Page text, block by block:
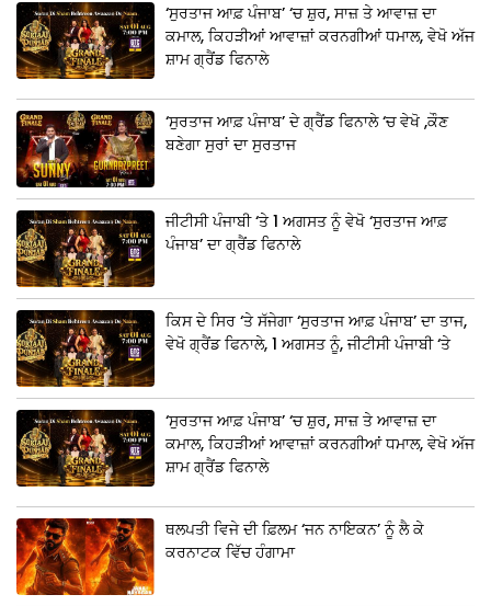
‘ਸੁਰਤਾਜ ਆਫ਼ ਪੰਜਾਬ’ ‘ਚ ਸ਼ੁਰ, ਸਾਜ਼ ਤੇ ਆਵਾਜ਼ ਦਾ
ਕਮਾਲ, ਕਿਹੜੀਆਂ ਆਵਾਜ਼ਾਂ ਕਰਨਗੀਆਂ ਧਮਾਲ, ਵੇਖੋ ਅੱਜ
ਸ਼ਾਮ ਗ੍ਰੈਂਡ ਫਿਨਾਲੇ
‘ਸੁਰਤਾਜ ਆਫ਼ ਪੰਜਾਬ’ ਦੇ ਗ੍ਰੈਂਡ ਫਿਨਾਲੇ ‘ਚ ਵੇਖੋ ,ਕੌਣ
ਬਣੇਗਾ ਸੁਰਾਂ ਦਾ ਸੁਰਤਾਜ
ਜੀਟੀਸੀ ਪੰਜਾਬੀ ‘ਤੇ 1 ਅਗਸਤ ਨੂੰ ਵੇਖੋ ‘ਸੁਰਤਾਜ ਆਫ਼
ਪੰਜਾਬ’ ਦਾ ਗ੍ਰੈਂਡ ਫਿਨਾਲੇ
ਕਿਸ ਦੇ ਸਿਰ ‘ਤੇ ਸੱਜੇਗਾ ‘ਸੁਰਤਾਜ ਆਫ਼ ਪੰਜਾਬ’ ਦਾ ਤਾਜ,
ਵੇਖੋ ਗ੍ਰੈਂਡ ਫਿਨਾਲੇ, 1 ਅਗਸਤ ਨੂੰ, ਜੀਟੀਸੀ ਪੰਜਾਬੀ ‘ਤੇ
‘ਸੁਰਤਾਜ ਆਫ਼ ਪੰਜਾਬ’ ‘ਚ ਸ਼ੁਰ, ਸਾਜ਼ ਤੇ ਆਵਾਜ਼ ਦਾ
ਕਮਾਲ, ਕਿਹੜੀਆਂ ਆਵਾਜ਼ਾਂ ਕਰਨਗੀਆਂ ਧਮਾਲ, ਵੇਖੋ ਅੱਜ
ਸ਼ਾਮ ਗ੍ਰੈਂਡ ਫਿਨਾਲੇ
ਥਲਪਤੀ ਵਿਜੇ ਦੀ ਫ਼ਿਲਮ ‘ਜਨ ਨਾਇਕਨ’ ਨੂੰ ਲੈ ਕੇ
ਕਰਨਾਟਕ ਵਿੱਚ ਹੰਗਾਮਾ